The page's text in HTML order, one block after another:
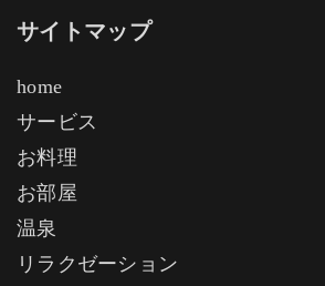
サイトマップ
home
サービス
お料理
お部屋
温泉
リラクゼーション